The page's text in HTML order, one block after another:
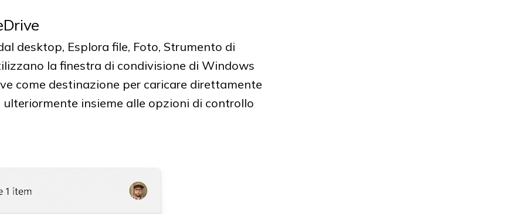
desktop, Esplora file, Foto, Strumento di
la finestra di condivisione di Windows
come destinazione per caricare direttamente
ulteriormente insieme alle opzioni di controllo